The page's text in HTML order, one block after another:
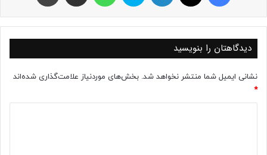
دیدگاهتان را بنویسید
نشانی ایمیل شما منتشر نخواهد شد. بخش‌های موردنیاز علامت‌گذاری شده‌اند
*